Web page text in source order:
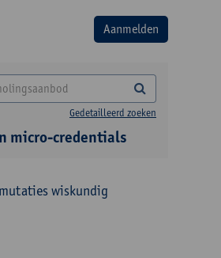
Gedetailleerd zoeken
micro-credentials
wiskundig